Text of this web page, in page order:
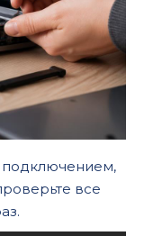
все